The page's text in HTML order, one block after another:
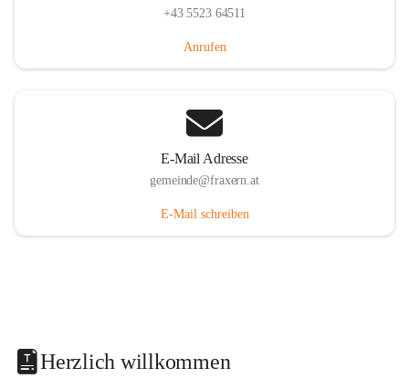
+43 5523 64511
Anrufen
E-Mail Adresse
gemeinde@fraxern.at
E-Mail schreiben
Herzlich willkommen